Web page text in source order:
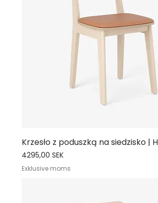
Krzesło z poduszką na siedzisko |
Cena
4295,00 SEK